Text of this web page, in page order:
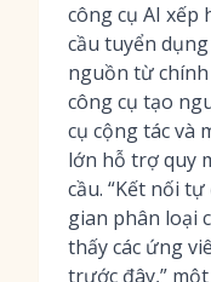
công cụ AI xếp
cầu tuyển
nguồn từ chính
công cụ tạo
cụ cộng tác và
lớn hỗ trợ quy
cầu. “Kết nối
gian phân loại
thấy các ứng
trước đây,”